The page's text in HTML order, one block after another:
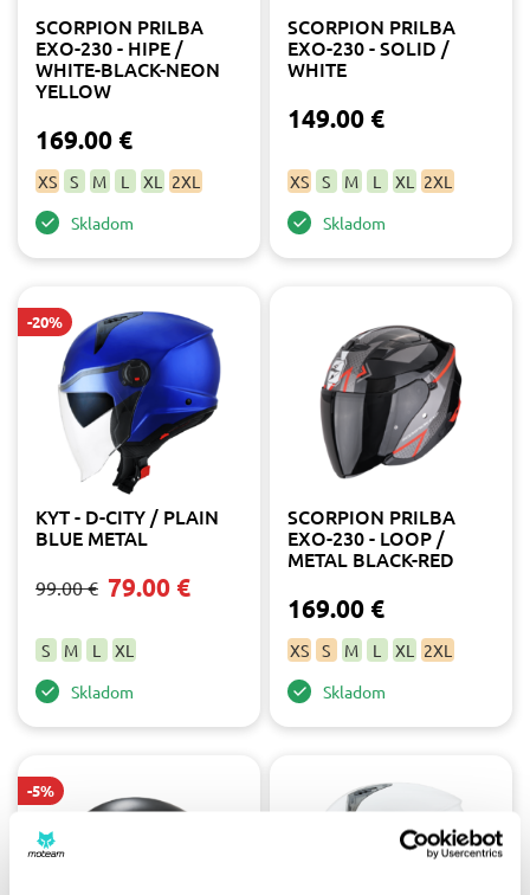
SCORPION PRILBA
EXO-230 - HIPE /
WHITE-BLACK-NEON
YELLOW
169.00 €
XS S M L XL
2XL
Skladom
SCORPION PRILBA
EXO-230 - SOLID /
WHITE
149.00 €
XS S M L XL
2XL
Skladom
-20%
KYT - D-CITY / PLAIN
BLUE METAL
99.00 € 79.00 €
S M L
XL
Skladom
SCORPION PRILBA
EXO-230 - LOOP /
METAL BLACK-RED
169.00 €
XS S M L XL
2XL
Skladom
-5%